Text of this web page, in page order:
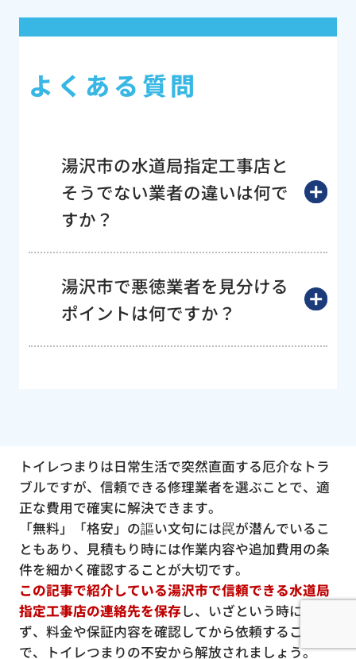
よくある質問
湯沢市の水道局指定工事店と
そうでない業者の違いは何で
すか？
湯沢市で悪徳業者を見分ける
ポイントは何ですか？
トイレつまりは日常生活で突然直面する厄介なトラ
ブルですが、信頼できる修理業者を選ぶことで、適
正な費用で確実に解決できます。
「無料」「格安」の謳い文句には罠が潜んでいるこ
ともあり、見積もり時には作業内容や追加費用の条
件を細かく確認することが大切です。
この記事で紹介している湯沢市で信頼できる水道局
指定工事店の連絡先を保存し、いざという時に慌て
ず、料金や保証内容を確認してから依頼すること
で、トイレつまりの不安から解放されましょう。